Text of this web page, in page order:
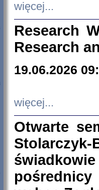
więcej...
Research
Research
19.06.2026
więcej...
Otwarte